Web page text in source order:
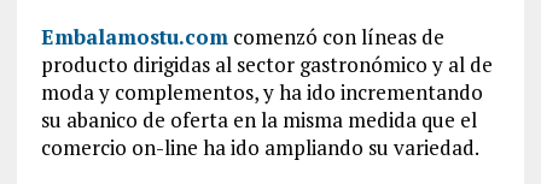
Embalamostu.comcomenzó con líneas de
producto dirigidas al sector gastronómico y al de
moda y complementos, y ha ido incrementando
su abanico de oferta en la misma medida que el
comercio on-line ha ido ampliando su variedad.